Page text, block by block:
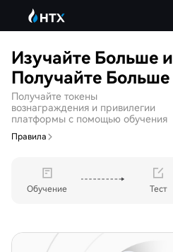
Изучайте Больше и
Получайте Больше
Получайте токены
вознаграждения и привилегии
платформы с помощью обучения
Правила
Обучение Тест